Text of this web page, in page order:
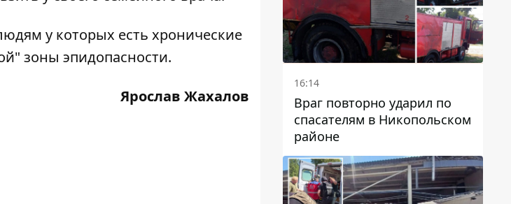
у которых есть хронические
зоны эпидопасности.
Ярослав Жахалов
16:14
Враг повторно ударил по
спасателям в Никопольском
районе